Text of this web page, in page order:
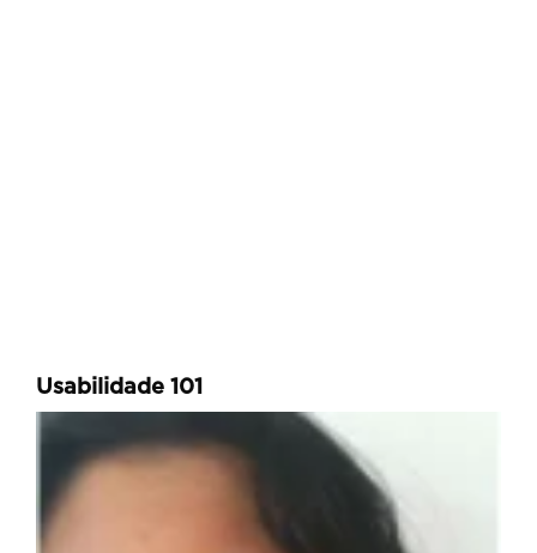
Usabilidade 101